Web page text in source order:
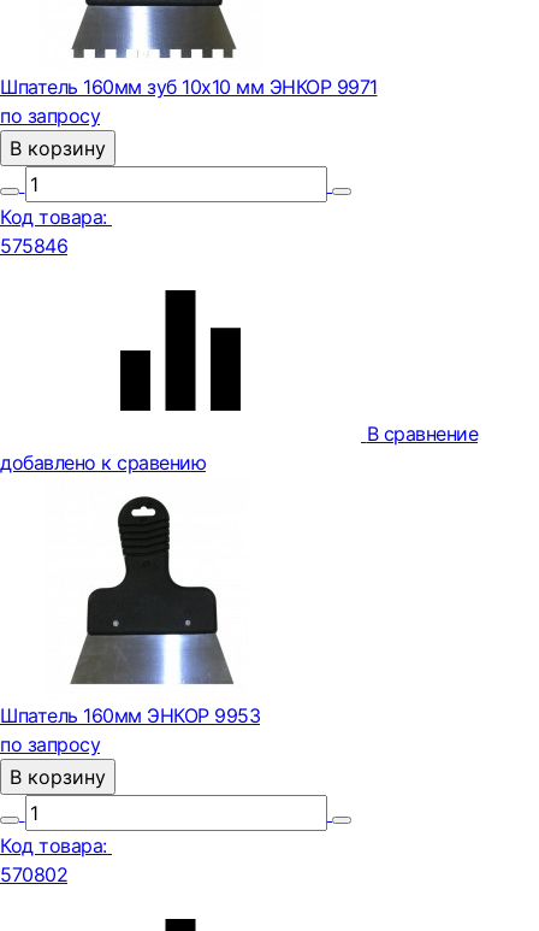
Шпатель 160мм зуб 10х10 мм ЭНКОР 9971
по запросу
В корзину
Код товара:
575846
В сравнение
добавлено к сравению
Шпатель 160мм ЭНКОР 9953
по запросу
В корзину
Код товара:
570802